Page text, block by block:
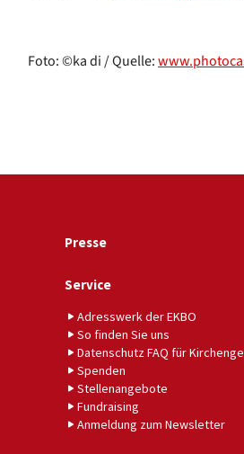
Foto: ©ka di / Quelle:
Presse
Service
Adresswerk der EKBO
So finden Sie uns
Datenschutz FAQ für
Spenden
Stellenangebote
Fundraising
Anmeldung zum Newsletter